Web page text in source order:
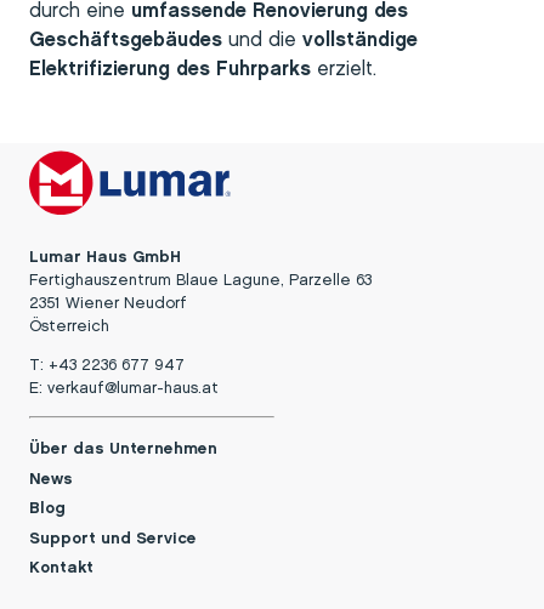
durch eine umfassende Renovierung des
Geschäftsgebäudes und die vollständige
Elektrifizierung des Fuhrparks erzielt.
Lumar Haus GmbH
Fertighauszentrum Blaue Lagune, Parzelle 63
2351 Wiener Neudorf
Österreich
T: +43 2236 677 947
E: verkauf@lumar-haus.at
Über das Unternehmen
News
Blog
Support und Service
Kontakt